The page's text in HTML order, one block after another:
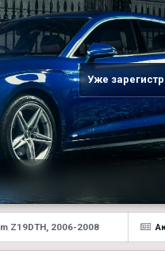
Уже
Z19DTH, 2006-2008